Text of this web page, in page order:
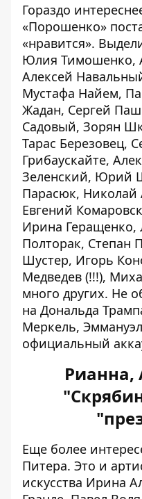
Гораздо
«Порошенко»
«нравится».
Юлия Тимошенко,
Алексей
Мустафа Найем,
Жадан, Сергей
Садовый, Зорян
Тарас Березовец,
Грибаускайте,
Зеленский, Юрий
Парасюк, Николай
Евгений
Ирина Геращенко,
Полторак, Степан
Шустер, Игорь
Медведев (!!!),
много других. Не
на Дональда
Меркель,
официальный
Рианна,
Еще более
Питера. Это и
искусства Ирина